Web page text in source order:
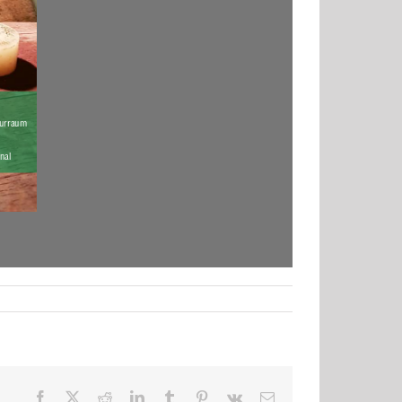
Facebook RedditLinkedInTumblr Pinterest
Vk
E-